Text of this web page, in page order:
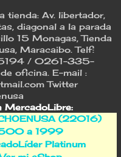
tienda: Av. libertador,
diagonal a la parada
15 Monagas, Tienda
Maracaibo. Telf:
/ 0261-335-
oficina. E-mail :
Twitter
MercadoLibre:
(22016)